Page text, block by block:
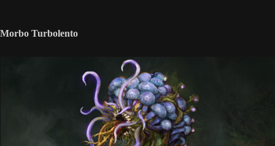
Morbo Turbolento